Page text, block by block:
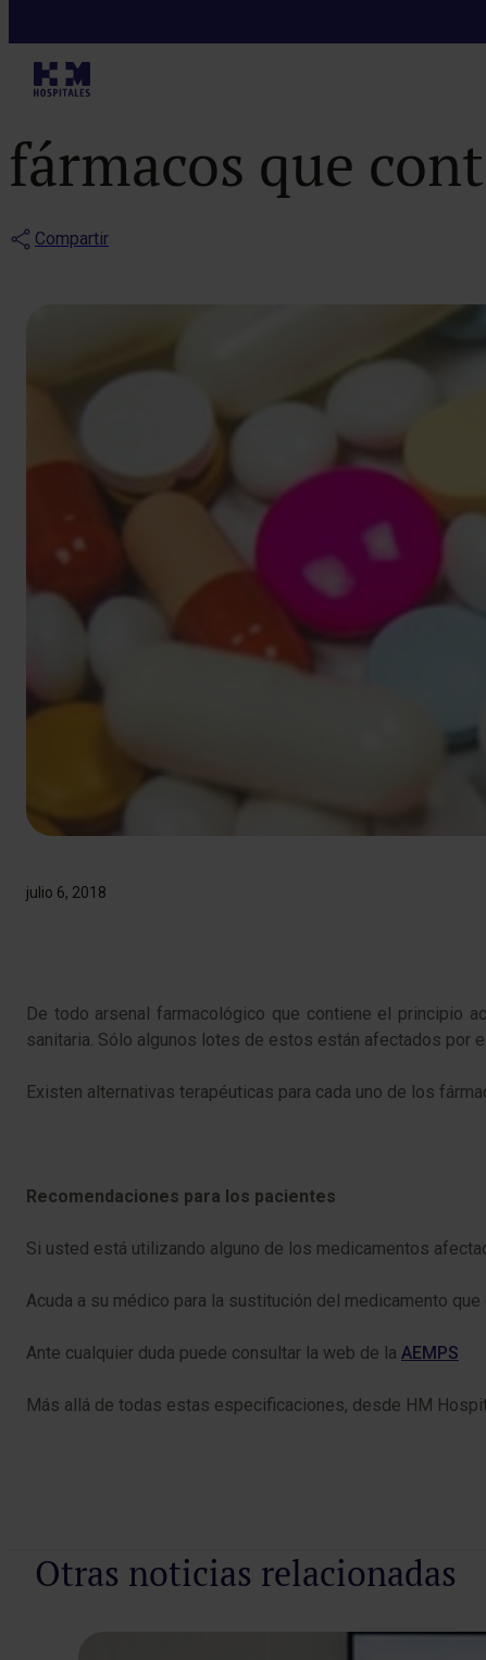
fármacos que
Compartir
julio 6, 2018
De todo arsenal farmacológico que contiene el principio
sanitaria. Sólo algunos lotes de estos están afectados por
Existen alternativas terapéuticas para cada uno de los
Recomendaciones para los pacientes
Si usted está utilizando alguno de los medicamentos
Acuda a su médico para la sustitución del medicamento
Ante cualquier duda puede consultar la web de la AEMPS
Más allá de todas estas especificaciones, desde HM
Otras noticias relacionadas